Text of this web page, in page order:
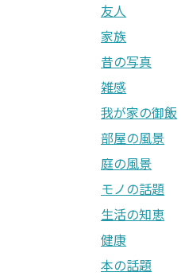
友人
家族
昔の写真
雑感
我が家の御飯
部屋の風景
庭の風景
モノの話題
生活の知恵
健康
本の話題